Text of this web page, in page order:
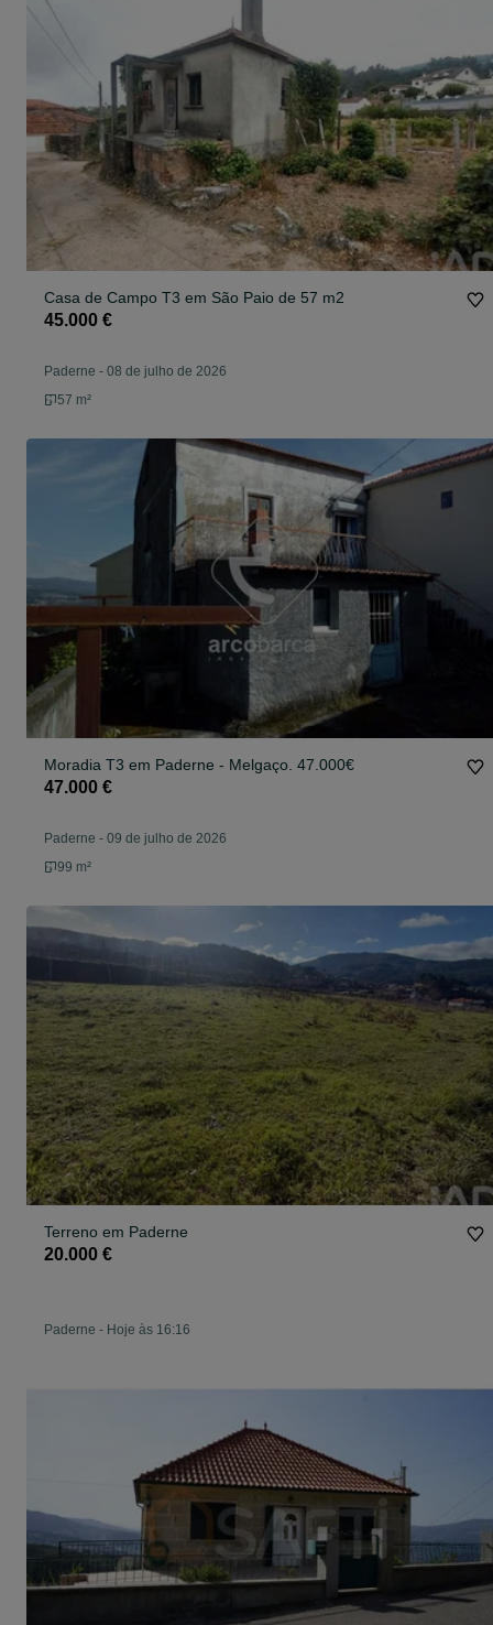
Casa de Campo T3 em São Paio de 57 m2
45.000 €
Paderne - 08 de julho de 2026
57 m²
Moradia T3 em Paderne - Melgaço. 47.000€
47.000 €
Paderne - 09 de julho de 2026
99 m²
Terreno em Paderne
20.000 €
Paderne - Hoje às 16:16